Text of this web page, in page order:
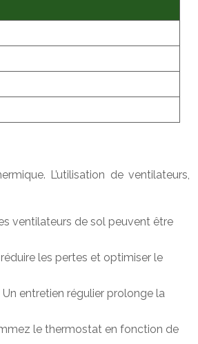
L’utilisation de ventilateurs,
ventilateurs de sol peuvent être
les pertes et optimiser le
entretien régulier prolonge la
le thermostat en fonction de